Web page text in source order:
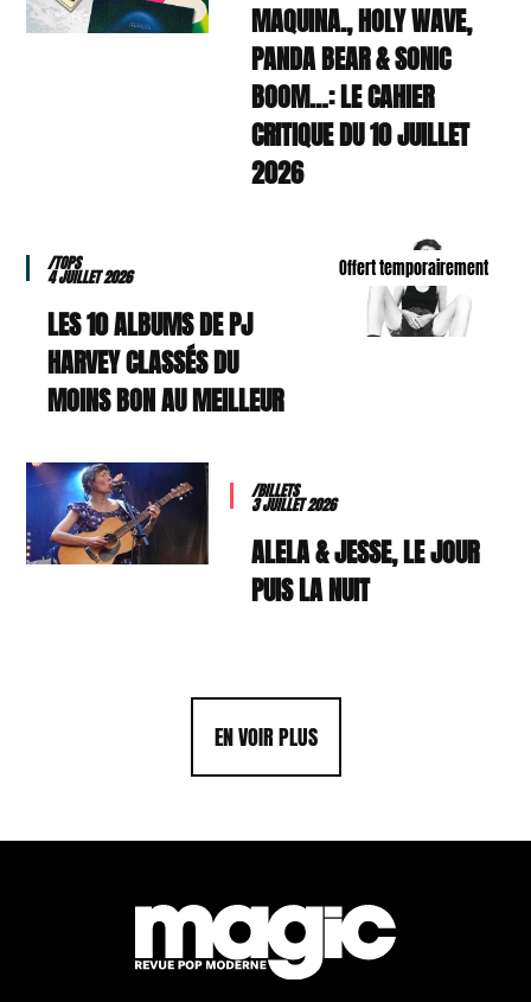
MAQUINA., HOLY WAVE,
PANDA BEAR & SONIC
BOOM…: LE CAHIER
CRITIQUE DU 10 JUILLET
2026
Offert temporairement
/TOPS
4 JUILLET 2026
LES 10 ALBUMS DE PJ
HARVEY CLASSÉS DU
MOINS BON AU MEILLEUR
/BILLETS
3 JUILLET 2026
ALELA & JESSE, LE JOUR
PUIS LA NUIT
EN VOIR PLUS